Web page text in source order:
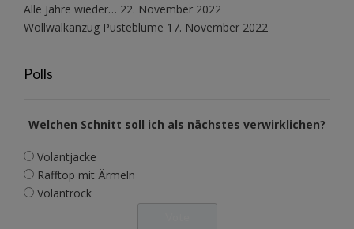
Alle Jahre wieder… 22. November 2022
Wollwalkanzug Pusteblume 17. November 2022
Polls
Welchen Schnitt soll ich als nächstes verwirklichen?
Volantjacke
Rafftop mit Ärmeln
Volantrock